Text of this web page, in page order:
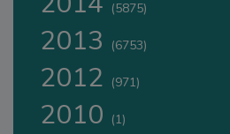
(5875)
2013 (6753)
2012 (971)
2010 (1)